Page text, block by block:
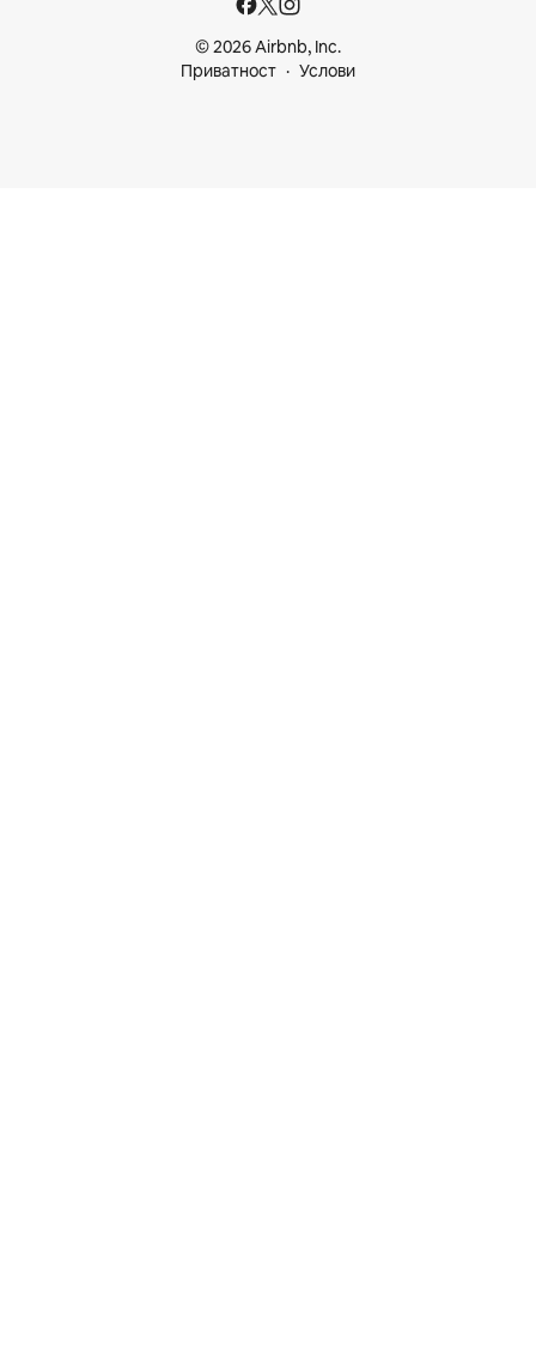
© 2026 Airbnb, Inc.
Приватност
Услови